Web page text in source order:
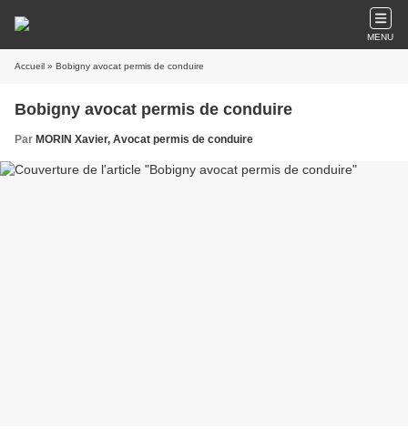
MENU
Accueil » Bobigny avocat permis de conduire
Bobigny avocat permis de conduire
Par MORIN Xavier, Avocat permis de conduire